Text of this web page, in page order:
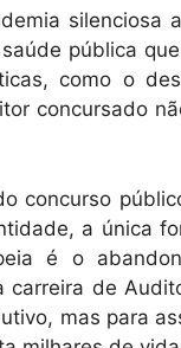
silenciosa
pública
como o
concursado
concurso
a única
é o
de
mas para